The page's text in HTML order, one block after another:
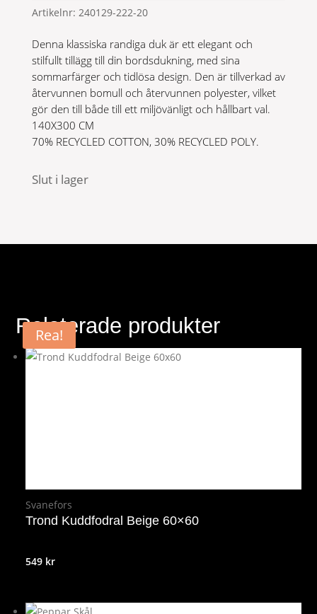
Artikelnr: 240129-222-20
Denna klassiska randiga duk är ett elegant och
stilfullt tillägg till din bordsdukning, med sina
sommarfärger och tidlösa design. Den är tillverkad av
återvunnen bomull och återvunnen polyester, vilket
gör den till både till ett miljövänligt och hållbart val.
140X300 CM
70% RECYCLED COTTON, 30% RECYCLED POLY.
Slut i lager
Relaterade produkter
Svanefors
Trond Kuddfodral Beige 60×60
549 kr
Rea!